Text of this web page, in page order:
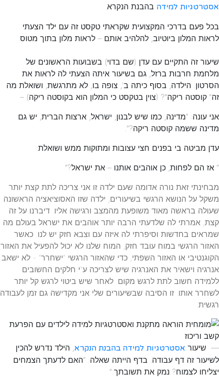
אסטרטגיות למידה בהבנת הנקרא.
בכל פעם בדרכי המקצועית שקראתי טקסט זה עם ילד הצעתי
לראות המלון ביוטיוב, להלהיב אותם – לראות מלון בתוך מטוס.
שיעור זה התקיים עם עדן (שם בדוי) בשבועות הראשונים של
מלחמת חרבות ברזל, גם בשיעור איתה הצעתי לה לראות את
הסרטון. הילדה, בסוף כיתה ב’, צופה בו, לא מתרגשת, ושואלת מה
זה” קוסטה ריקה”? (צוין בטקסט כי המלון הוא בקוסטה ריקה) –
אני עונה: “מדינה, כמו שיש לבנון, ישראל, ארצות הברית, יש גם
מדינה ששמה קוסטה ריקה?”.
עדן מביטה בי בפנים חצי עצובות ומתוקות ממש ושואלת:
” אז הם לפחות, כן אוהבים אותנו – את ישראל?”
מבחינתי זאת נורה אדומה שעם ילדה זו אני צריכה לתת קצת יותר
משקל על הנושא הרגשי בשיעורים, ילדה שזו האסוציאציה הראשונה
שעולה בראשה מאוד משופעת מהמצב ורגישה אליו. דיברנו על זה
קצת, אמרתי לה שלדעתי הרבה יותר אוהבים את ישראל בעולם מה
שמראים בחדשות וסיפרתי לה איזה עם וצבא חזק יש לנו. כאשר
האזור הרגשי במוח עובד חזק, המוח שלנו לא יכול להפעיל את האזור
הקוגנטיבי או האזור השפתי, כדי שהאזור הרגשי "ישחרר" - לא ישאב
אנרגיה וישאיר את האנרגיה שיש לצריכה ע"י חלקים החשובים
ללמידה חשוב לתת לרגש מקום. לאחר שיש ביטוי לרגש קל יותר
לשחרר אותו. זו הסיבה שבשיעורים שלי אני מקדישה גם זמן לעבודה
רגשית.
— שיעור אסטרטגיות למידה בהבנת הנקרא, הילד נדרש להכין
לשיעור זה דף עבודה. בדף הייתה שאלה: “האם לדעתך הצמחים
יצליחו לצמוח? נמק את תשובתך.”